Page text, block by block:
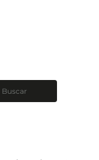
Buscar